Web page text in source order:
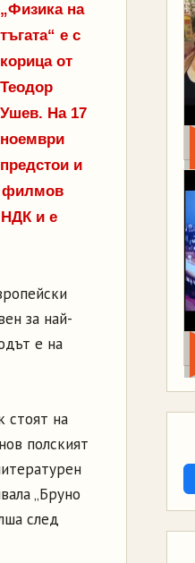
„Физика на
тъгата“ е с
корица от
Теодор
Ушев. На 17
ноември
предстои и
филмов
НДК и е
за най-
е на
стоят на
полският
„Бруно
след